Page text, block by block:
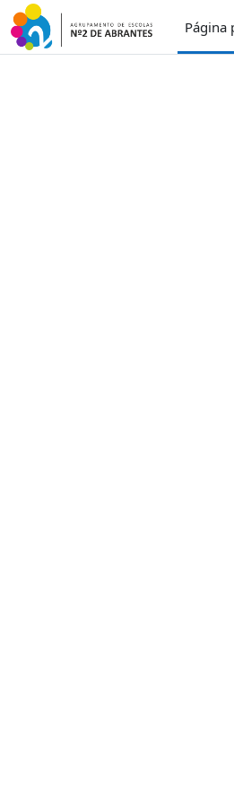
Ir para o conteúdo principal
Página